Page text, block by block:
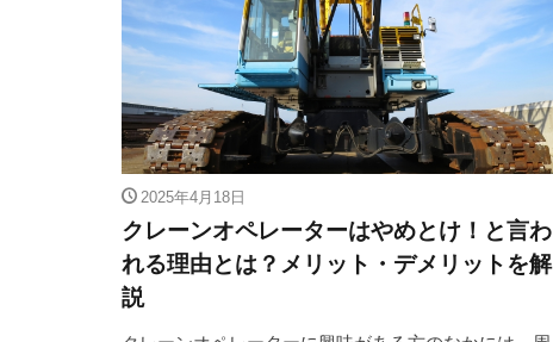
2025年4月18日
クレーンオペレーターはやめとけ！と言わ
れる理由とは？メリット・デメリットを解
説